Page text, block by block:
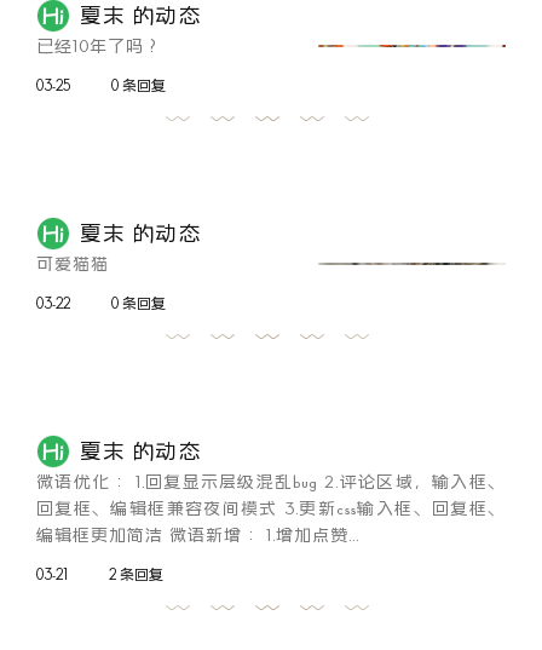
夏末 的动态
已经10年了吗？
03-25 0 条回复
夏末 的动态
可爱猫猫
03-22 0 条回复
夏末 的动态
微语优化： 1.回复显示层级混乱bug 2.评论区域，输入框、
回复框、编辑框兼容夜间模式 3.更新css输入框、回复框、
编辑框更加简洁 微语新增： 1.增加点赞...
03-21 2 条回复